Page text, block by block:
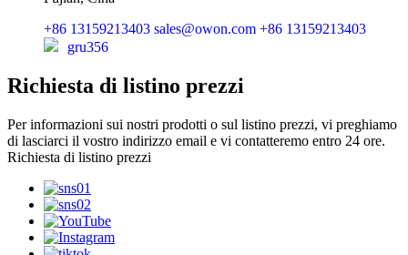
+86 13159213403 sales@owon.com +86 13159213403
gru356
Richiesta di listino prezzi
Per informazioni sui nostri prodotti o sul listino prezzi, vi preghiamo
di lasciarci il vostro indirizzo email e vi contatteremo entro 24 ore.
Richiesta di listino prezzi